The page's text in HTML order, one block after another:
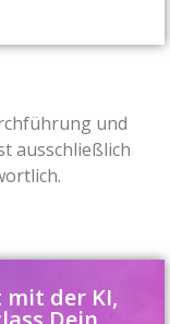
und
ausschließlich
mit der KI,